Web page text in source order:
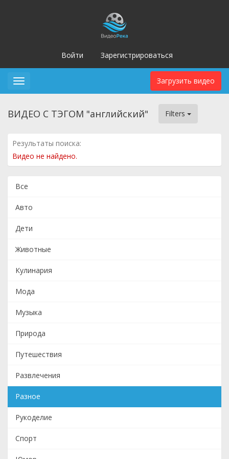
Войти Зарегистрироваться
Загрузить видео
Toggle
ВИДЕО С ТЭГОМ "английский" Filters
Результаты поиска:
Видео не найдено.
Все
Авто
Дети
Животные
Кулинария
Мода
Музыка
Природа
Путешествия
Развлечения
Разное
Рукоделие
Спорт